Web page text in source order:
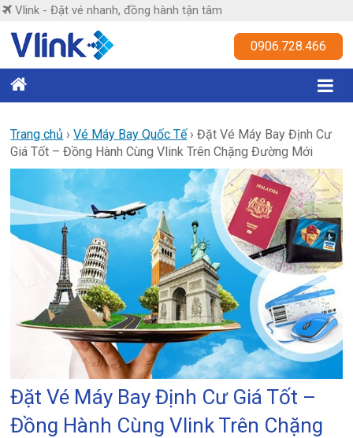
Skip
content
Vlink - Đặt vé nhanh, đồng hành tận tâm
Vlink
nhanh,
đồng
hành
tận
tâm
0906.728.466
Trang chủ ›Vé Máy Bay Quốc Tế›Đặt Vé Máy Bay Định Cư
Giá Tốt – Đồng Hành Cùng Vlink Trên Chặng Đường Mới
Đặt Vé Máy Bay Định Cư Giá Tốt –
Đồng Hành Cùng Vlink Trên Chặng